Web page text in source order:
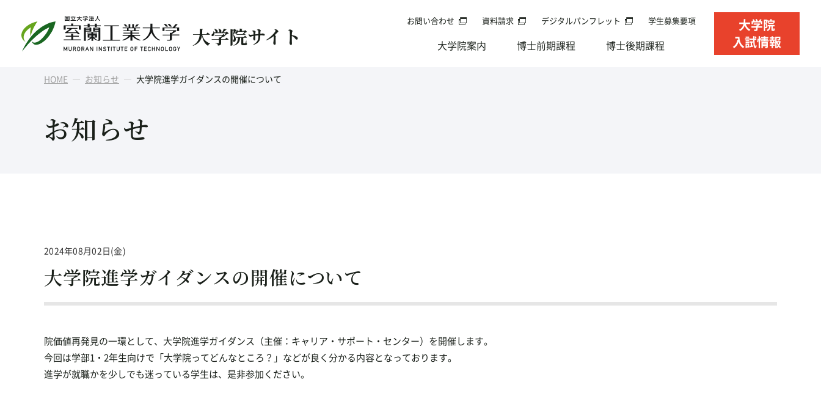
大学院サイト
お問い合わせ 資料請求 デジタルパンフレット 学生募集要項
大学院案内 博士前期課程 博士後期課程
大学院
入試情報
HOME お知らせ 大学院進学ガイダンスの開催について
お知らせ
2024年08月02日(金)
大学院進学ガイダンスの開催について
院価値再発見の一環として、大学院進学ガイダンス（主催：キャリア・サポート・センター）を開催します。
今回は学部1・2年生向けで「大学院ってどんなところ？」などが良く分かる内容となっております。
進学が就職かを少しでも迷っている学生は、是非参加ください。